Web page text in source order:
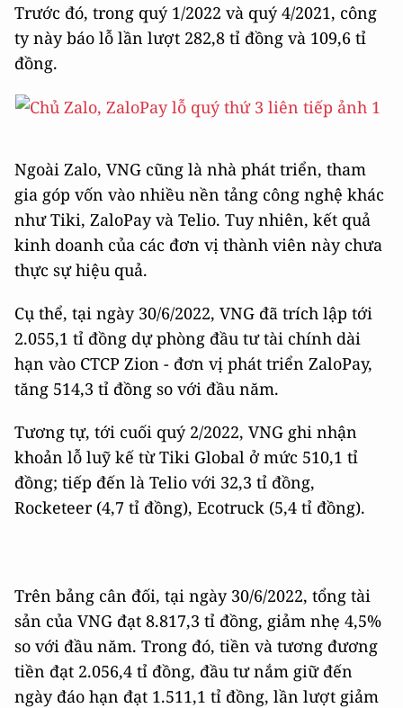
Trước đó, trong quý 1/2022 và quý 4/2021, công
ty này báo lỗ lần lượt 282,8 tỉ đồng và 109,6 tỉ
đồng.
Ngoài Zalo, VNG cũng là nhà phát triển, tham
gia góp vốn vào nhiều nền tảng công nghệ khác
như Tiki, ZaloPay và Telio. Tuy nhiên, kết quả
kinh doanh của các đơn vị thành viên này chưa
thực sự hiệu quả.
Cụ thể, tại ngày 30/6/2022, VNG đã trích lập tới
2.055,1 tỉ đồng dự phòng đầu tư tài chính dài
hạn vào CTCP Zion - đơn vị phát triển ZaloPay,
tăng 514,3 tỉ đồng so với đầu năm.
Tương tự, tới cuối quý 2/2022, VNG ghi nhận
khoản lỗ luỹ kế từ Tiki Global ở mức 510,1 tỉ
đồng; tiếp đến là Telio với 32,3 tỉ đồng,
Rocketeer (4,7 tỉ đồng), Ecotruck (5,4 tỉ đồng).
Trên bảng cân đối, tại ngày 30/6/2022, tổng tài
sản của VNG đạt 8.817,3 tỉ đồng, giảm nhẹ 4,5%
so với đầu năm. Trong đó, tiền và tương đương
tiền đạt 2.056,4 tỉ đồng, đầu tư nắm giữ đến
ngày đáo hạn đạt 1.511,1 tỉ đồng, lần lượt giảm